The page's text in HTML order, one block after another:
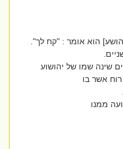
הוא אומר : "קח לך".
שמו של יהושוע
אשר בו
ממנו